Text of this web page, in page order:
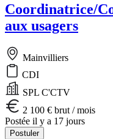
Coordinatrice/
aux usagers
Mainvilliers
CDI
SPL C'CTV
2 100 € brut / mois
Postée il y a 17 jours
Postuler